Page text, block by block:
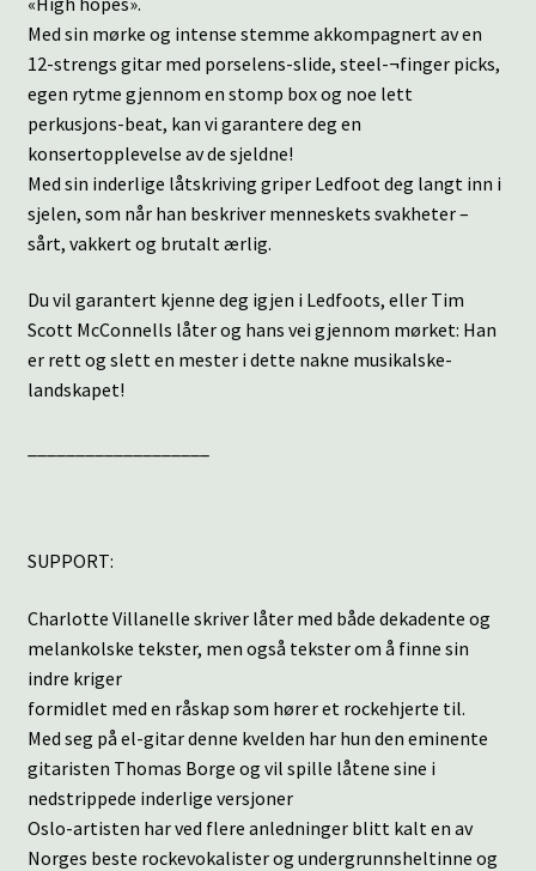
Med sin mørke og intense stemme akkompagnert av en
12-strengs gitar med porselens-slide, steel-¬finger picks,
egen rytme gjennom en stomp box og noe lett
perkusjons-beat, kan vi garantere deg en
konsertopplevelse av de sjeldne!
Med sin inderlige låtskriving griper Ledfoot deg langt inn i
sjelen, som når han beskriver menneskets svakheter –
sårt, vakkert og brutalt ærlig.
Du vil garantert kjenne deg igjen i Ledfoots, eller Tim
Scott McConnells låter og hans vei gjennom mørket: Han
er rett og slett en mester i dette nakne musikalske-
landskapet!
SUPPORT:
Charlotte Villanelle skriver låter med både dekadente og
melankolske tekster, men også tekster om å finne sin
indre kriger
formidlet med en råskap som hører et rockehjerte til.
Med seg på el-gitar denne kvelden har hun den eminente
gitaristen Thomas Borge og vil spille låtene sine i
nedstrippede inderlige versjoner
Oslo-artisten har ved flere anledninger blitt kalt en av
Norges beste rockevokalister og undergrunnsheltinne og